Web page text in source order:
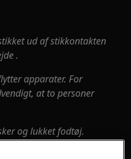
ud afstikkontakten
.
apparater. For
at to personer
og lukket fodtøj.